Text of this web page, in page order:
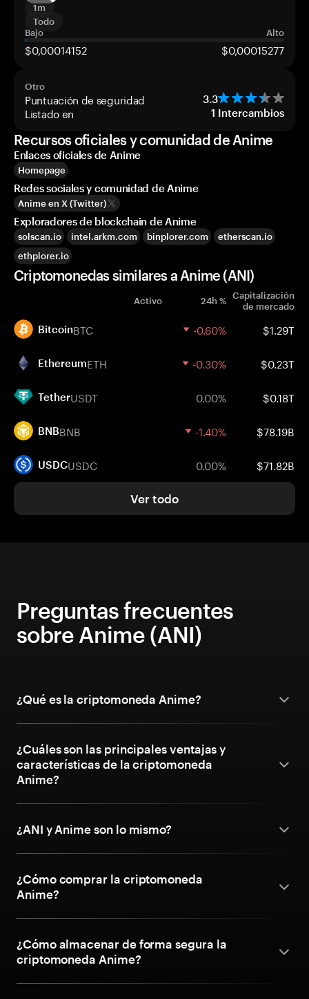
1m
Todo
Bajo
Alto
$0,00014152 $0,00015277
Otro
Puntuación de seguridad 3.3
Listado en 1 Intercambios
Recursos oficiales y comunidad de Anime
Enlaces oficiales de Anime
Homepage
Redes sociales y comunidad de Anime
Anime en X (Twitter)
Exploradores de blockchain de Anime
solscan.io intel.arkm.com binplorer.com
etherscan.io
ethplorer.io
Criptomonedas similares a Anime (ANI)
Activo 24h % Capitalización
de mercado
BitcoinBTC -0.60% $1.29T
EthereumETH -0.30% $0.23T
TetherUSDT 0.00% $0.18T
BNBBNB -1.40% $78.19B
USDCUSDC 0.00% $71.82B
Ver todo
Preguntas frecuentes
sobre Anime (ANI)
¿Qué es la criptomoneda Anime?
¿Cuáles son las principales ventajas y
características de la criptomoneda
Anime?
¿ANI y Anime son lo mismo?
¿Cómo comprar la criptomoneda
Anime?
¿Cómo almacenar de forma segura la
criptomoneda Anime?